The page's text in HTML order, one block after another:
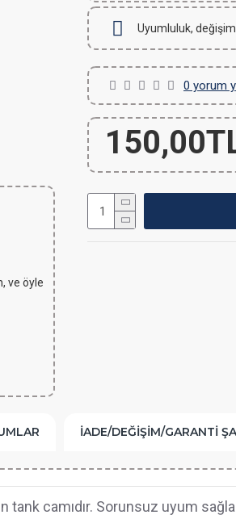
ve öyle
Uyumluluk,
0 yorum
İADE/DEĞIŞIM/GARANTI
tank camıdır. Sorunsuz uyum